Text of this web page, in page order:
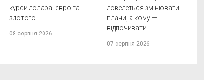
курси долара, євро та
злотого
08 серпня 2026
доведеться змінювати
плани, а кому —
відпочивати
07 серпня 2026